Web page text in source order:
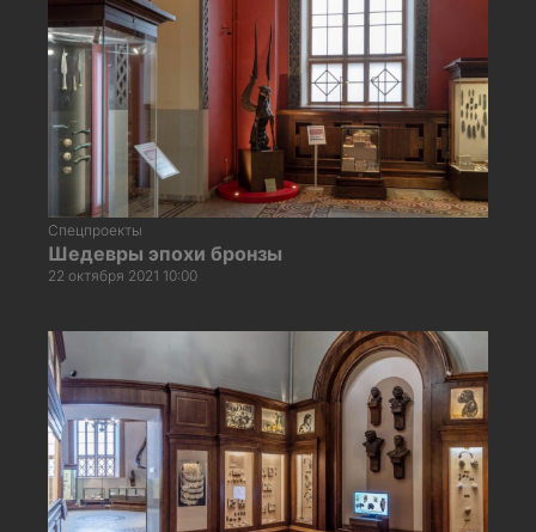
Спецпроекты
Шедевры эпохи бронзы
22 октября 2021 10:00